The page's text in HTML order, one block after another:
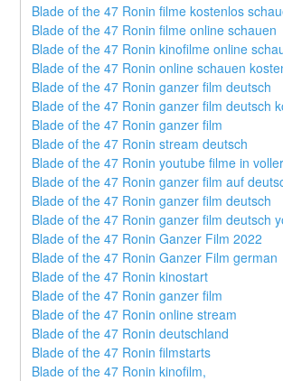
Blade of the 47 Ronin filme kostenlos
Blade of the 47 Ronin filme online schauen
Blade of the 47 Ronin kinofilme online
Blade of the 47 Ronin online schauen
Blade of the 47 Ronin ganzer film deutsch
Blade of the 47 Ronin ganzer film deutsch
Blade of the 47 Ronin ganzer film
Blade of the 47 Ronin stream deutsch
Blade of the 47 Ronin youtube filme in
Blade of the 47 Ronin ganzer film auf
Blade of the 47 Ronin ganzer film deutsch
Blade of the 47 Ronin ganzer film deutsch
Blade of the 47 Ronin Ganzer Film 2022
Blade of the 47 Ronin Ganzer Film german
Blade of the 47 Ronin kinostart
Blade of the 47 Ronin ganzer film
Blade of the 47 Ronin online stream
Blade of the 47 Ronin deutschland
Blade of the 47 Ronin filmstarts
Blade of the 47 Ronin kinofilm,